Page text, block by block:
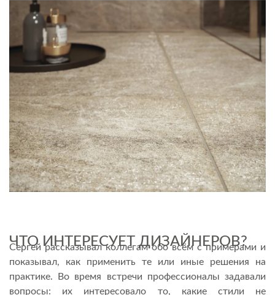
ЧТО ИНТЕРЕСУЕТ ДИЗАЙНЕРОВ?
Сергей рассказывал коллегам обо всём с примерами и
показывал, как применить те или иные решения на
практике. Во время встречи профессионалы задавали
вопросы: их интересовало то, какие стили не